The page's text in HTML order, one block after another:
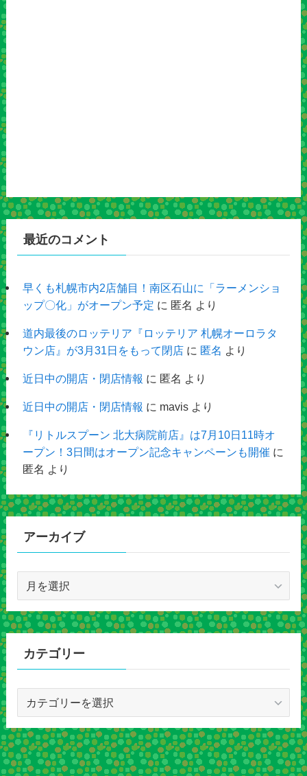
最近のコメント
早くも札幌市内2店舗目！南区石山に「ラーメンショ
ップ〇化」がオープン予定 に 匿名 より
道内最後のロッテリア『ロッテリア 札幌オーロラタ
ウン店』が3月31日をもって閉店に 匿名 より
近日中の開店・閉店情報 に 匿名 より
近日中の開店・閉店情報 に mavisより
『リトルスプーン 北大病院前店』は7月10日11時オ
ープン！3日間はオープン記念キャンペーンも開催 に
匿名 より
アーカイブ
カ
イ
カテゴリー
ゴ
リ
ー